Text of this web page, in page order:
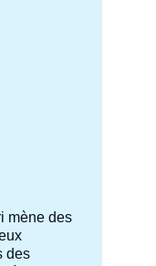
mène des
des